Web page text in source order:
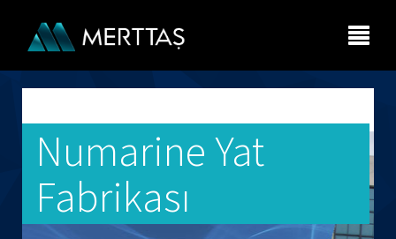
Numarine Yat
Fabrikası